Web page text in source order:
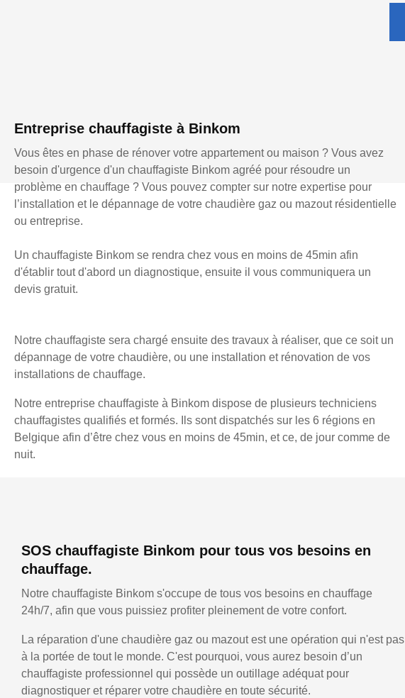
Entreprise chauffagiste à Binkom
Vous êtes en phase de rénover votre appartement ou maison ? Vous avez
besoin d'urgence d'un chauffagiste Binkom agréé pour résoudre un
problème en chauffage ? Vous pouvez compter sur notre expertise pour
l’installation et le dépannage de votre chaudière gaz ou mazout résidentielle
ou entreprise.
Un chauffagiste Binkom se rendra chez vous en moins de 45min afin
d'établir tout d'abord un diagnostique, ensuite il vous communiquera un
devis gratuit.
Notre chauffagiste sera chargé ensuite des travaux à réaliser, que ce soit un
dépannage de votre chaudière, ou une installation et rénovation de vos
installations de chauffage.
Notre entreprise chauffagiste à Binkom dispose de plusieurs techniciens
chauffagistes qualifiés et formés. Ils sont dispatchés sur les 6 régions en
Belgique afin d’être chez vous en moins de 45min, et ce, de jour comme de
nuit.
SOS chauffagiste Binkom pour tous vos besoins en
chauffage.
Notre chauffagiste Binkom s'occupe de tous vos besoins en chauffage
24h/7, afin que vous puissiez profiter pleinement de votre confort.
La réparation d'une chaudière gaz ou mazout est une opération qui n'est pas
à la portée de tout le monde. C'est pourquoi, vous aurez besoin d’un
chauffagiste professionnel qui possède un outillage adéquat pour
diagnostiquer et réparer votre chaudière en toute sécurité.